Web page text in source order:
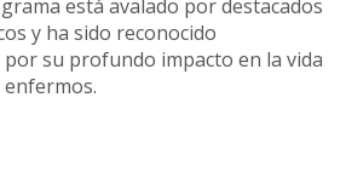
está avalado por destacados
y ha sido reconocido
su profundo impacto en la vida